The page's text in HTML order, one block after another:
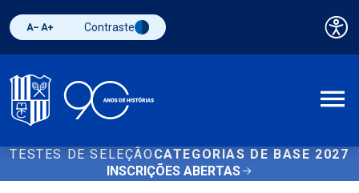
Diminuir fonte
Aumentar fonteAlternar contraste
Contraste
TESTES DE SELEÇÃO CATEGORIAS DE BASE 2027
INSCRIÇÕES ABERTAS